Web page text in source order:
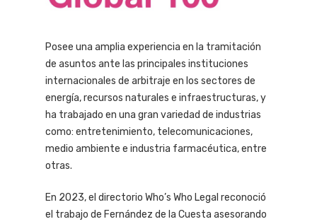
Posee una amplia experiencia en la tramitación
de asuntos ante las principales instituciones
internacionales de arbitraje en los sectores de
energía, recursos naturales e infraestructuras, y
ha trabajado en una gran variedad de industrias
como: entretenimiento, telecomunicaciones,
medio ambiente e industria farmacéutica, entre
otras.
En 2023, el directorio Who’s Who Legal reconoció
el trabajo de Fernández de la Cuesta asesorando